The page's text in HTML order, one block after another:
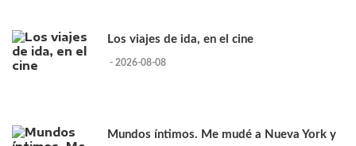
Los viajes de ida, en el cine
- 2026-08-08
Mundos íntimos. Me mudé a Nueva York y